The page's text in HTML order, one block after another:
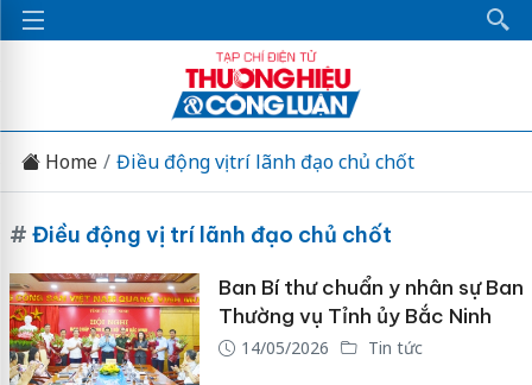
Home Điều động vị trí lãnh đạo chủ chốt
# Điều động vị trí lãnh đạo chủ chốt
Ban Bí thư chuẩn y nhân sự Ban
Thường vụ Tỉnh ủy Bắc Ninh
14/05/2026 Tin tức